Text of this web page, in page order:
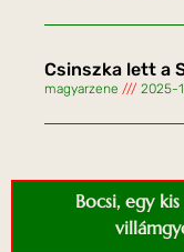
Csinszka lett a
magyarzene 2025-
Bocsi, egy